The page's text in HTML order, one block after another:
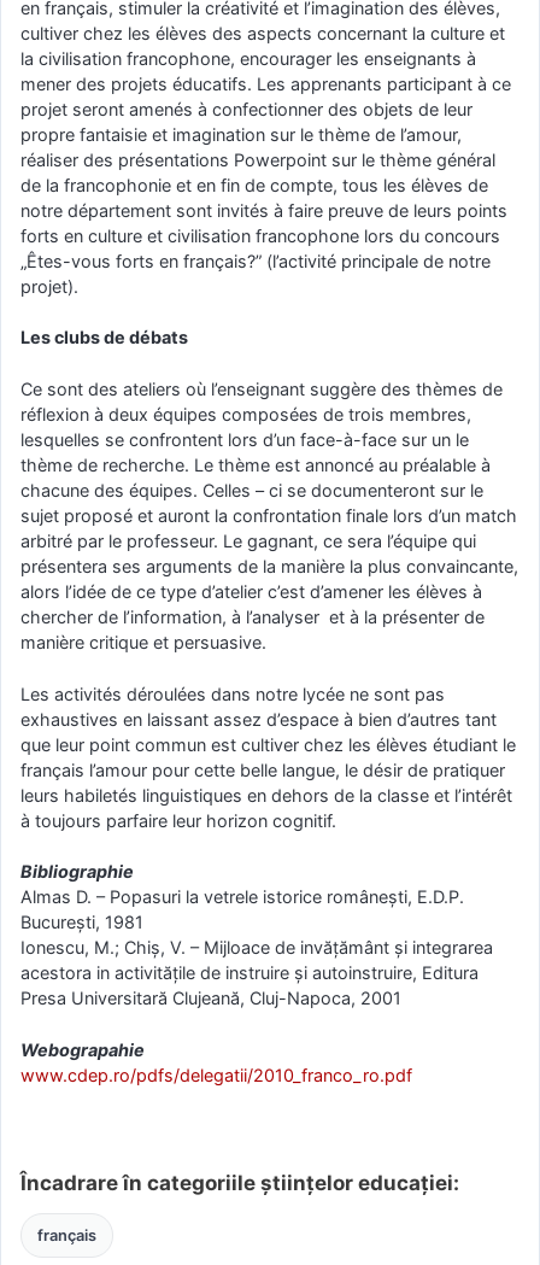
en français, stimuler la créativité et l’imagination des élèves,
cultiver chez les élèves des aspects concernant la culture et
la civilisation francophone, encourager les enseignants à
mener des projets éducatifs. Les apprenants participant à ce
projet seront amenés à confectionner des objets de leur
propre fantaisie et imagination sur le thème de l’amour,
réaliser des présentations Powerpoint sur le thème général
de la francophonie et en fin de compte, tous les élèves de
notre département sont invités à faire preuve de leurs points
forts en culture et civilisation francophone lors du concours
„Êtes-vous forts en français?” (l’activité principale de notre
projet).
Les clubs de débats
Ce sont des ateliers où l’enseignant suggère des thèmes de
réflexion à deux équipes composées de trois membres,
lesquelles se confrontent lors d’un face-à-face sur un le
thème de recherche. Le thème est annoncé au préalable à
chacune des équipes. Celles – ci se documenteront sur le
sujet proposé et auront la confrontation finale lors d’un match
arbitré par le professeur. Le gagnant, ce sera l’équipe qui
présentera ses arguments de la manière la plus convaincante,
alors l’idée de ce type d’atelier c’est d’amener les élèves à
chercher de l’information, à l’analyser et à la présenter de
manière critique et persuasive.
Les activités déroulées dans notre lycée ne sont pas
exhaustives en laissant assez d’espace à bien d’autres tant
que leur point commun est cultiver chez les élèves étudiant le
français l’amour pour cette belle langue, le désir de pratiquer
leurs habiletés linguistiques en dehors de la classe et l’intérêt
à toujours parfaire leur horizon cognitif.
Bibliographie
Almas D. – Popasuri la vetrele istorice românești, E.D.P.
București, 1981
Ionescu, M.; Chiș, V. – Mijloace de invățământ și integrarea
acestora in activitățile de instruire și autoinstruire, Editura
Presa Universitară Clujeană, Cluj-Napoca, 2001
Webograpahie
www.cdep.ro/pdfs/delegatii/2010_franco_ro.pdf
Încadrare în categoriile științelor educației:
français